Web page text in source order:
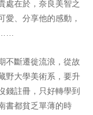
處在於，奈良美智之
愛、分享他的感動，
……
斷遷徙流浪，從故
野大學美術系，要升
錢註冊，只好轉學到
書都貧乏單薄的時